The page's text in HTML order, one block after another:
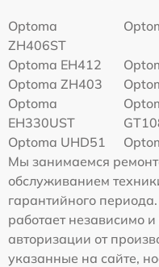
Optoma
ZH406ST
Optoma EH412
Optoma ZH403
Optoma
EH330UST
Optoma UHD51
Мы занимаемся
обслуживанием
гарантийного
работает независимо
авторизации от
указанные на сайте,